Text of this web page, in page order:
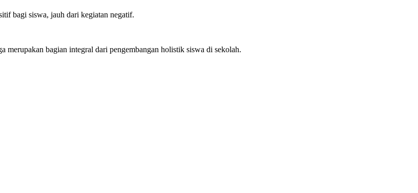
bagi siswa, jauh dari kegiatan negatif.
bagian integral dari pengembangan holistik siswa di sekolah.